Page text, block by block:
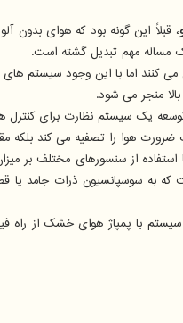
، قبلاً این گونه بود که هوای بدون
مساله مهم تبدیل گشته است.
اما با این وجود سیستم های
منجر می شود.
توسعه یک سیستم نظارت برای
ضرورت هوا را تصفیه می کند
استفاده از سنسورهای مختلف
که به سوسپانسیون ذرات جامد
سیستم با پمپاژ هوای خشک از